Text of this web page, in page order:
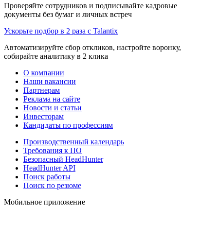
Проверяйте сотрудников и подписывайте кадровые
документы без бумаг и личных встреч
Ускорьте подбор в 2 раза с Talantix
Автоматизируйте сбор откликов, настройте воронку,
собирайте аналитику в 2 клика
О компании
Наши вакансии
Партнерам
Реклама на сайте
Новости и статьи
Инвесторам
Кандидаты по профессиям
Производственный календарь
Требования к ПО
Безопасный HeadHunter
HeadHunter API
Поиск работы
Поиск по резюме
Мобильное приложение